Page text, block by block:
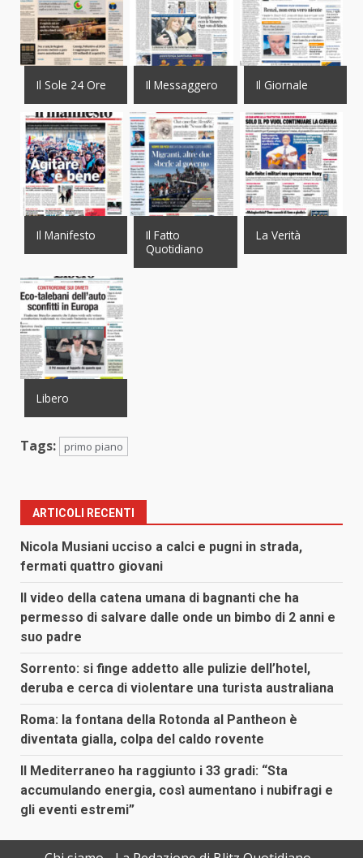
Il Sole 24 Ore Il Messaggero Il Giornale
Il Manifesto
Il Fatto
Quotidiano
La Verità
Libero
Tags: primo piano
ARTICOLI RECENTI
Nicola Musiani ucciso a calci e pugni in strada,
fermati quattro giovani
Il video della catena umana di bagnanti che ha
permesso di salvare dalle onde un bimbo di 2 anni e
suo padre
Sorrento: si finge addetto alle pulizie dell’hotel,
deruba e cerca di violentare una turista australiana
Roma: la fontana della Rotonda al Pantheon è
diventata gialla, colpa del caldo rovente
Il Mediterraneo ha raggiunto i 33 gradi: “Sta
accumulando energia, così aumentano i nubifragi e
gli eventi estremi”